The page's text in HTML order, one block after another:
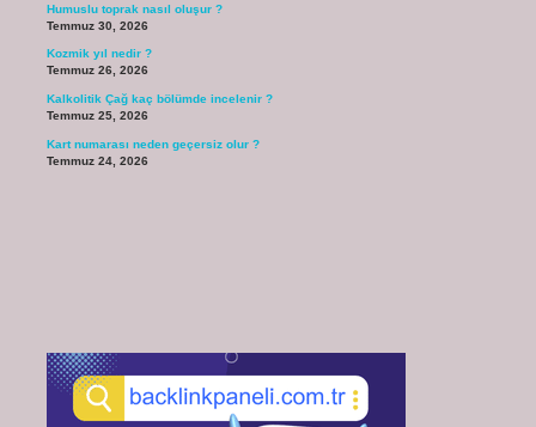
Humuslu toprak nasıl oluşur ?
Temmuz 30, 2026
Kozmik yıl nedir ?
Temmuz 26, 2026
Kalkolitik Çağ kaç bölümde incelenir ?
Temmuz 25, 2026
Kart numarası neden geçersiz olur ?
Temmuz 24, 2026